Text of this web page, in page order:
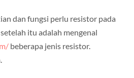
dan fungsi perlu resistor pada
itu adalah mengenal
beberapa jenis resistor.